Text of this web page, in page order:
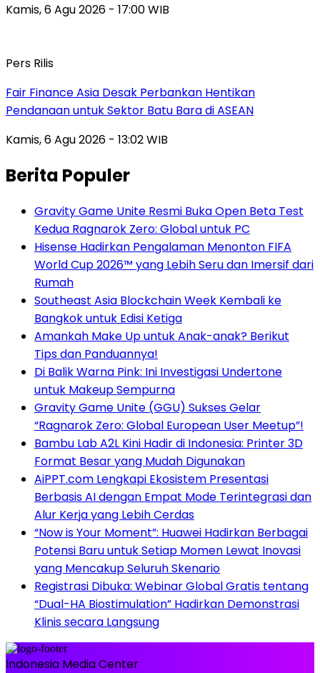
Kamis, 6 Agu 2026 - 17:00 WIB
Pers Rilis
Fair Finance Asia Desak Perbankan Hentikan
Pendanaan untuk Sektor Batu Bara di ASEAN
Kamis, 6 Agu 2026 - 13:02 WIB
Berita Populer
Gravity Game Unite Resmi Buka Open Beta Test
Kedua Ragnarok Zero: Global untuk PC
Hisense Hadirkan Pengalaman Menonton FIFA
World Cup 2026™ yang Lebih Seru dan Imersif dari
Rumah
Southeast Asia Blockchain Week Kembali ke
Bangkok untuk Edisi Ketiga
Amankah Make Up untuk Anak-anak? Berikut
Tips dan Panduannya!
Di Balik Warna Pink: Ini Investigasi Undertone
untuk Makeup Sempurna
Gravity Game Unite (GGU) Sukses Gelar
“Ragnarok Zero: Global European User Meetup”!
Bambu Lab A2L Kini Hadir di Indonesia: Printer 3D
Format Besar yang Mudah Digunakan
AiPPT.com Lengkapi Ekosistem Presentasi
Berbasis AI dengan Empat Mode Terintegrasi dan
Alur Kerja yang Lebih Cerdas
“Now is Your Moment”: Huawei Hadirkan Berbagai
Potensi Baru untuk Setiap Momen Lewat Inovasi
yang Mencakup Seluruh Skenario
Registrasi Dibuka: Webinar Global Gratis tentang
“Dual-HA Biostimulation” Hadirkan Demonstrasi
Klinis secara Langsung
Indonesia Media Center